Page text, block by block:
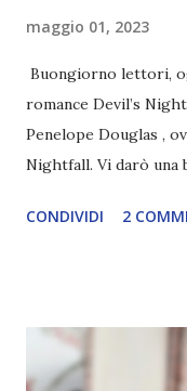
maggio 01, 2023
Buongiorno lettori,
romance Devil’s
Penelope Douglas ,
Nightfall. Vi darò una
e anche un breve
grande (Devil's
Pagine: 448 Editore:
CONDIVIDI 2